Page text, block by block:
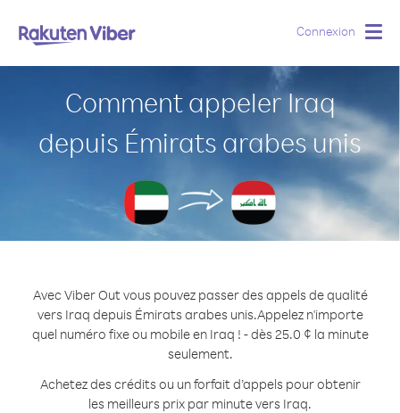
Connexion
Comment appeler Iraq
depuis Émirats arabes unis
Avec Viber Out vous pouvez passer des appels de qualité
vers Iraq depuis Émirats arabes unis.Appelez n'importe
quel numéro fixe ou mobile en Iraq ! - dès 25.0 ¢ la minute
seulement.
Achetez des crédits ou un forfait d’appels pour obtenir
les meilleurs prix par minute vers Iraq.